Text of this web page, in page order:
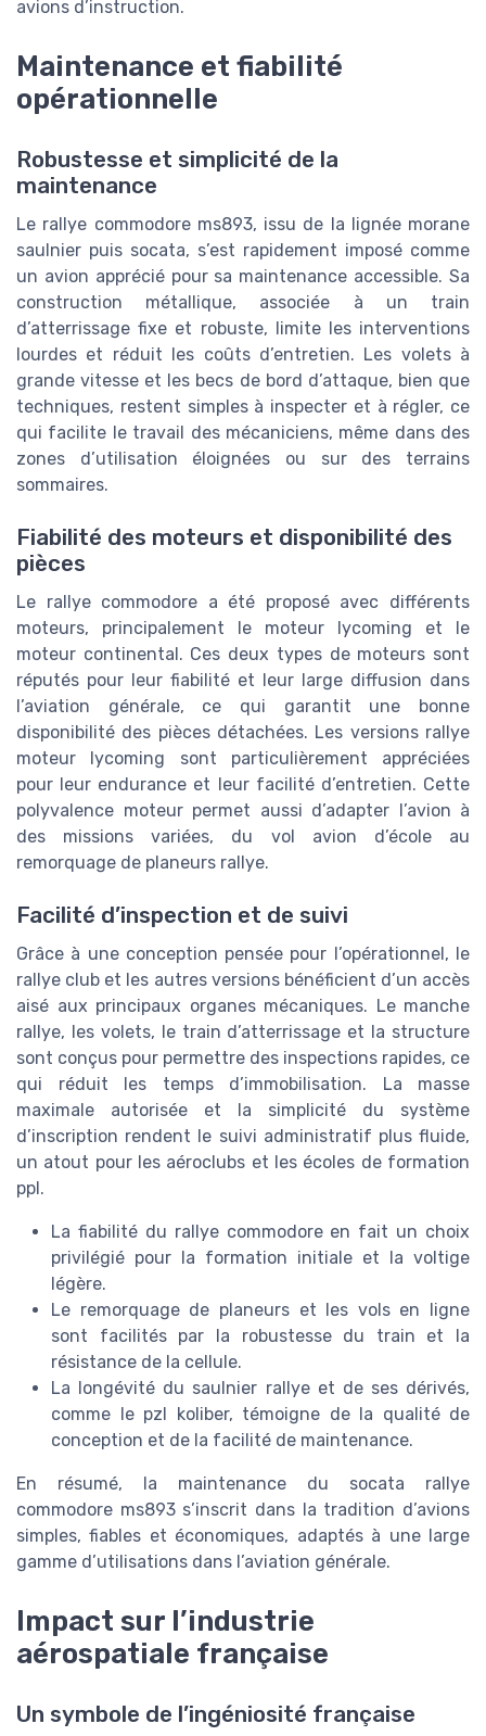
avions d’instruction.
Maintenance et fiabilité
opérationnelle
Robustesse et simplicité de la
maintenance
Le rallye commodore ms893, issu de la lignée morane
saulnier puis socata, s’est rapidement imposé comme
un avion apprécié pour sa maintenance accessible. Sa
construction métallique, associée à un train
d’atterrissage fixe et robuste, limite les interventions
lourdes et réduit les coûts d’entretien. Les volets à
grande vitesse et les becs de bord d’attaque, bien que
techniques, restent simples à inspecter et à régler, ce
qui facilite le travail des mécaniciens, même dans des
zones d’utilisation éloignées ou sur des terrains
sommaires.
Fiabilité des moteurs et disponibilité des
pièces
Le rallye commodore a été proposé avec différents
moteurs, principalement le moteur lycoming et le
moteur continental. Ces deux types de moteurs sont
réputés pour leur fiabilité et leur large diffusion dans
l’aviation générale, ce qui garantit une bonne
disponibilité des pièces détachées. Les versions rallye
moteur lycoming sont particulièrement appréciées
pour leur endurance et leur facilité d’entretien. Cette
polyvalence moteur permet aussi d’adapter l’avion à
des missions variées, du vol avion d’école au
remorquage de planeurs rallye.
Facilité d’inspection et de suivi
Grâce à une conception pensée pour l’opérationnel, le
rallye club et les autres versions bénéficient d’un accès
aisé aux principaux organes mécaniques. Le manche
rallye, les volets, le train d’atterrissage et la structure
sont conçus pour permettre des inspections rapides, ce
qui réduit les temps d’immobilisation. La masse
maximale autorisée et la simplicité du système
d’inscription rendent le suivi administratif plus fluide,
un atout pour les aéroclubs et les écoles de formation
ppl.
La fiabilité du rallye commodore en fait un choix
privilégié pour la formation initiale et la voltige
légère.
Le remorquage de planeurs et les vols en ligne
sont facilités par la robustesse du train et la
résistance de la cellule.
La longévité du saulnier rallye et de ses dérivés,
comme le pzl koliber, témoigne de la qualité de
conception et de la facilité de maintenance.
En résumé, la maintenance du socata rallye
commodore ms893 s’inscrit dans la tradition d’avions
simples, fiables et économiques, adaptés à une large
gamme d’utilisations dans l’aviation générale.
Impact sur l’industrie
aérospatiale française
Un symbole de l’ingéniosité française